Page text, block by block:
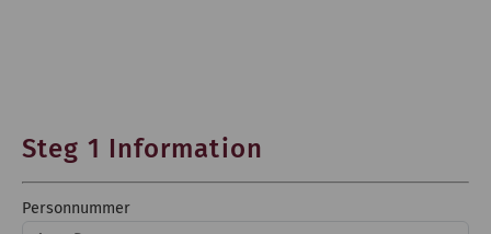
Steg 1 Information
Personnummer